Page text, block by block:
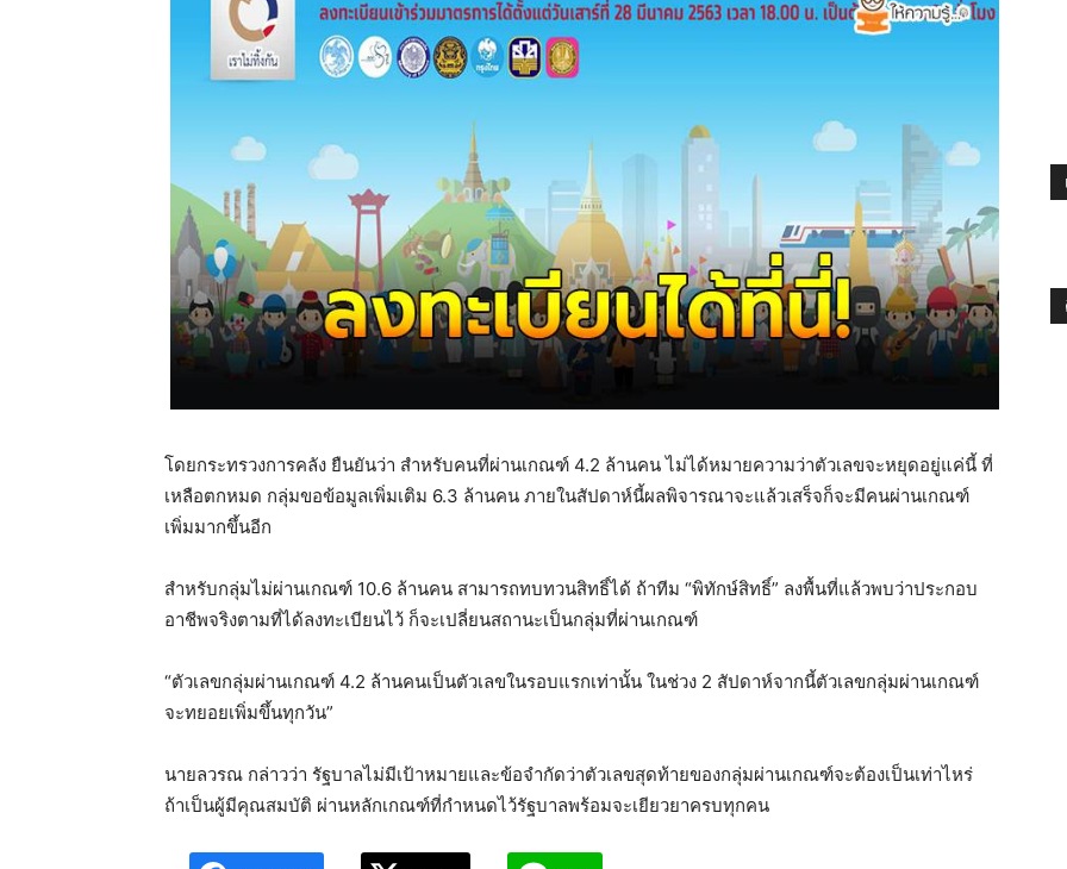
โดยกระทรวงการคลัง ยืนยันว่า สำหรับคนที่ผ่านเกณฑ์ 4.2 ล้านคน ไม่ได้หมายความว่าตัวเลขจะหยุดอยู่แค่นี้ ที่
เหลือตกหมด กลุ่มขอข้อมูลเพิ่มเติม 6.3 ล้านคน ภายในสัปดาห์นี้ผลพิจารณาจะแล้วเสร็จก็จะมีคนผ่านเกณฑ์
เพิ่มมากขึ้นอีก
สำหรับกลุ่มไม่ผ่านเกณฑ์ 10.6 ล้านคน สามารถทบทวนสิทธิ์ได้ ถ้าทีม “พิทักษ์สิทธิ์” ลงพื้นที่แล้วพบว่าประกอบ
อาชีพจริงตามที่ได้ลงทะเบียนไว้ ก็จะเปลี่ยนสถานะเป็นกลุ่มที่ผ่านเกณฑ์
“ตัวเลขกลุ่มผ่านเกณฑ์ 4.2 ล้านคนเป็นตัวเลขในรอบแรกเท่านั้น ในช่วง 2 สัปดาห์จากนี้ตัวเลขกลุ่มผ่านเกณฑ์
จะทยอยเพิ่มขึ้นทุกวัน”
นายลวรณ กล่าวว่า รัฐบาลไม่มีเป้าหมายและข้อจำกัดว่าตัวเลขสุดท้ายของกลุ่มผ่านเกณฑ์จะต้องเป็นเท่าไหร่
ถ้าเป็นผู้มีคุณสมบัติ ผ่านหลักเกณฑ์ที่กำหนดไว้รัฐบาลพร้อมจะเยียวยาครบทุกคน